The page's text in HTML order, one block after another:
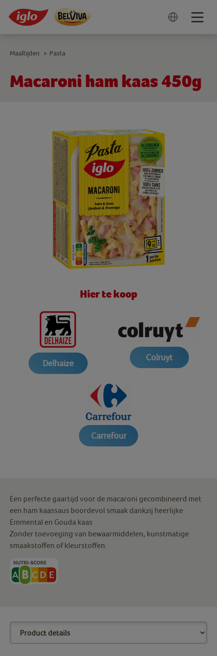
Macaroni ham kaas 450g
Maaltijden > Pasta
Hier te koop
Delhaize
Colruyt
Carrefour
Een perfecte gaartijd voor de macaroni gecombineerd met
een ham kaassaus boordevol smaak dankzij heerlijke
Emmental en Gouda kaas.
Zonder toevoeging van bewaarmiddelen, kunstmatige
smaakstoffen of kleurstoffen.